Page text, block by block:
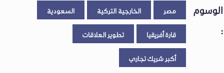
الوسوم
:
مصر الخارجية التركية السعودية
قارة أفريقيا تطوير العلاقات
أكبر شريك تجاري